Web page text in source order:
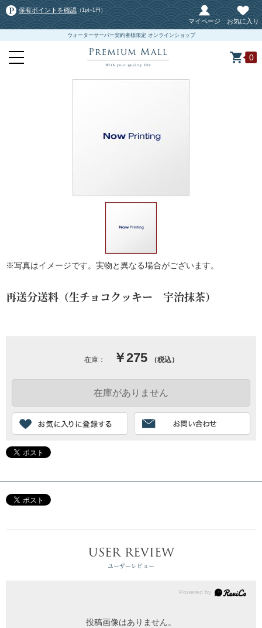
保有ポイントを確認 （1pt=1円）
マイページ お気に入り
ウォーターサーバー契約者様限定 オンラインショップ
0
※写真はイメージです。実物と異なる場合がございます。
再送分送料（生チョコクッキー 宇治抹茶）
在庫： ￥275 （税込）
USER REVIEW
ユーザーレビュー
投稿画像はありません。